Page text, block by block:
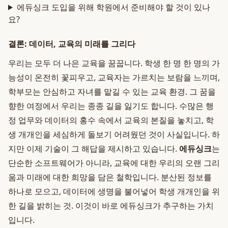
에듀싱크 도입을 위해 학원에서 준비해야 할 것이 있나
요?
결론: 데이터, 교육의 미래를 그리다
우리는 모두 더 나은 교육을 꿈꿉니다. 학생 한 명 한 명의 가
능성이 온전히 꽃피우고, 교육자는 가르치는 보람을 느끼며,
학부모는 안심하고 자녀를 맡길 수 있는 교육 환경. 그 꿈을
향한 여정에서 우리는 종종 길을 잃기도 합니다. 수많은 행
정 업무와 데이터의 홍수 속에서 교육의 본질을 놓치고, 학
생 개개인을 세심하게 돌보기 어려웠던 것이 사실입니다. 하
지만 이제 기술이 그 해답을 제시하고 있습니다. 에듀싱크는
단순한 소프트웨어가 아니라, 교육에 대한 우리의 오랜 그리
움과 미래에 대한 희망을 담은 철학입니다. 분산된 정보를
하나로 모으고, 데이터에 생명을 불어넣어 학생 개개인을 위
한 길을 밝히는 것. 이것이 바로 에듀싱크가 추구하는 가치
입니다.